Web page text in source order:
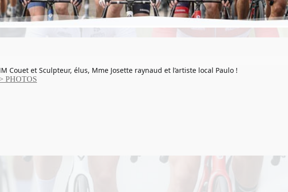
Couet et Sculpteur, élus, Mme Josette raynaud et l’artiste local Paulo !
PHOTOS